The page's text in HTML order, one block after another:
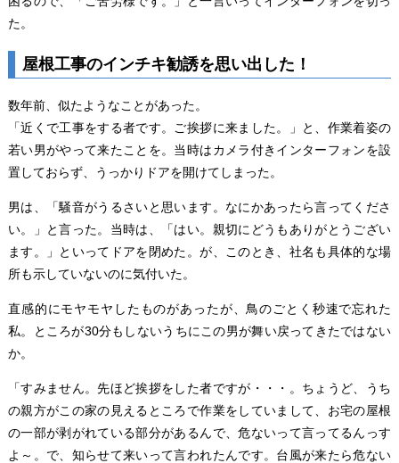
た。
屋根工事のインチキ勧誘を思い出した！
数年前、似たようなことがあった。
「近くで工事をする者です。ご挨拶に来ました。」と、作業着姿の
若い男がやって来たことを。当時はカメラ付きインターフォンを設
置しておらず、うっかりドアを開けてしまった。
男は、「騒音がうるさいと思います。なにかあったら言ってくださ
い。」と言った。当時は、「はい。親切にどうもありがとうござい
ます。」といってドアを閉めた。が、このとき、社名も具体的な場
所も示していないのに気付いた。
直感的にモヤモヤしたものがあったが、鳥のごとく秒速で忘れた
私。ところが30分もしないうちにこの男が舞い戻ってきたではない
か。
「すみません。先ほど挨拶をした者ですが・・・。ちょうど、うち
の親方がこの家の見えるところで作業をしていまして、お宅の屋根
の一部が剥がれている部分があるんで、危ないって言ってるんっす
よ～。で、知らせて来いって言われたんです。台風が来たら危ない